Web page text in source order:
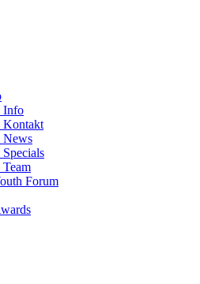
Info
Kontakt
News
Forum